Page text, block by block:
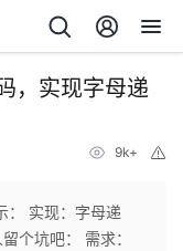
，实现字母递
9k+
： 实现：字母递
个坑吧： 需求：